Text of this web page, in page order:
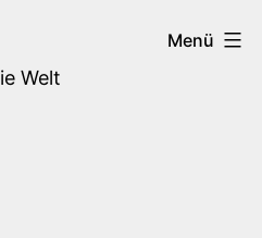
Welt
Menü